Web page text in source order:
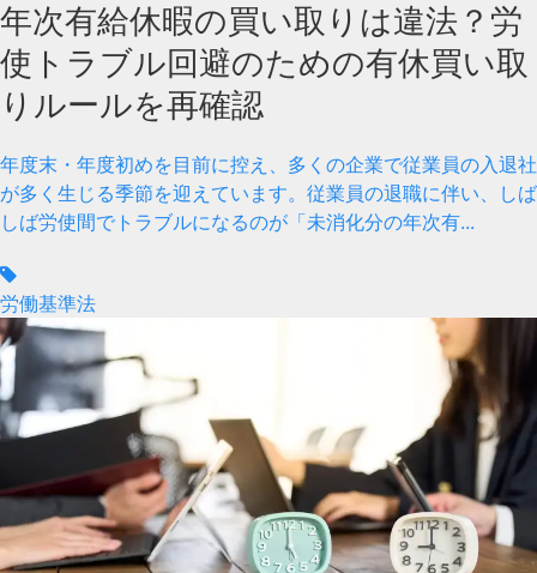
年次有給休暇の買い取りは違法？労
使トラブル回避のための有休買い取
りルールを再確認
年度末・年度初めを目前に控え、多くの企業で従業員の入退社
が多く生じる季節を迎えています。従業員の退職に伴い、しば
しば労使間でトラブルになるのが「未消化分の年次有...
労働基準法